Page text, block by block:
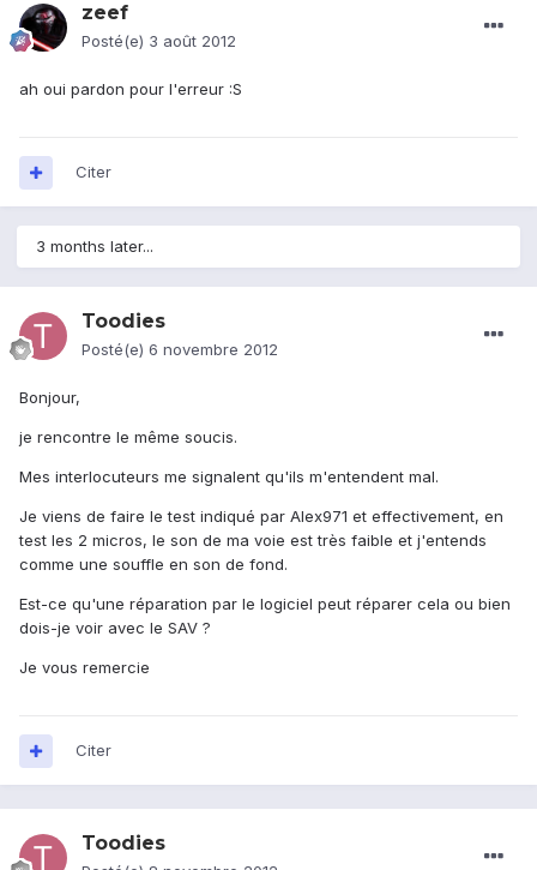
zeef
Posté(e) 3 août 2012
ah oui pardon pour l'erreur :S
Citer
3 months later...
Toodies
Posté(e) 6 novembre 2012
Bonjour,
je rencontre le même soucis.
Mes interlocuteurs me signalent qu'ils m'entendent mal.
Je viens de faire le test indiqué par Alex971 et effectivement, en
test les 2 micros, le son de ma voie est très faible et j'entends
comme une souffle en son de fond.
Est-ce qu'une réparation par le logiciel peut réparer cela ou bien
dois-je voir avec le SAV ?
Je vous remercie
Citer
Toodies